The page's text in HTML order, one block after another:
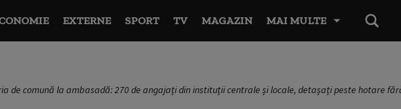
EXTERNE SPORT TV MAGAZIN MAI MULTE
de comună la ambasadă: 270 de angajați din instituții centrale și locale, detașați peste hotare